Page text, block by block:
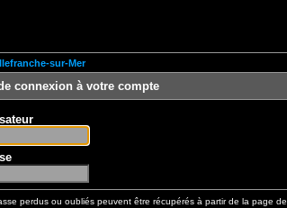
sur-Mer
connexion à votre compte
perdus ou oubliés peuvent être récupérés à partir de la page de